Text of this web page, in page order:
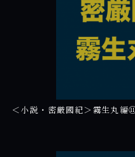
＜小説・密厳國紀＞霧生丸編